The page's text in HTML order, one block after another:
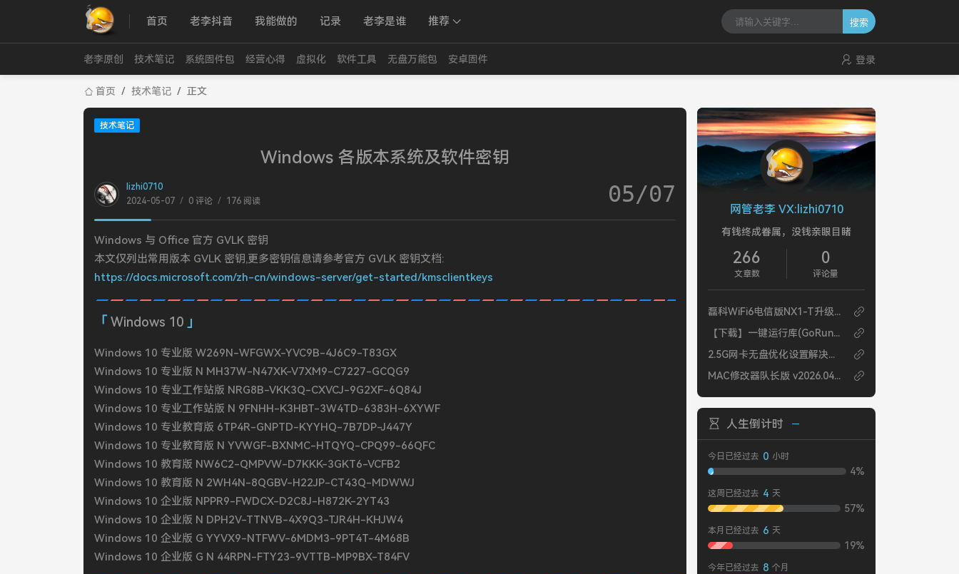
首页 老李抖音 我能做的 记录 老李是谁 推荐 搜索
老李原创 技术笔记 系统固件包 经营心得 虚拟化 软件工具 无盘万能包 安卓固件 登录
首页 / 技术笔记 / 正文
技术笔记
Windows 各版本系统及软件密钥
lizhi0710
2024-05-07 / 0 评论 / 176 阅读 05/07
Windows 与 Office 官方 GVLK 密钥
本文仅列出常用版本 GVLK 密钥,更多密钥信息请参考官方 GVLK 密钥文档:
https://docs.microsoft.com/zh-cn/windows-server/get-started/kmsclientkeys
Windows 10
Windows 10 专业版 W269N-WFGWX-YVC9B-4J6C9-T83GX
Windows 10 专业版 N MH37W-N47XK-V7XM9-C7227-GCQG9
Windows 10 专业工作站版 NRG8B-VKK3Q-CXVCJ-9G2XF-6Q84J
Windows 10 专业工作站版 N 9FNHH-K3HBT-3W4TD-6383H-6XYWF
Windows 10 专业教育版 6TP4R-GNPTD-KYYHQ-7B7DP-J447Y
Windows 10 专业教育版 N YVWGF-BXNMC-HTQYQ-CPQ99-66QFC
Windows 10 教育版 NW6C2-QMPVW-D7KKK-3GKT6-VCFB2
Windows 10 教育版 N 2WH4N-8QGBV-H22JP-CT43Q-MDWWJ
Windows 10 企业版 NPPR9-FWDCX-D2C8J-H872K-2YT43
Windows 10 企业版 N DPH2V-TTNVB-4X9Q3-TJR4H-KHJW4
Windows 10 企业版 G YYVX9-NTFWV-6MDM3-9PT4T-4M68B
Windows 10 企业版 G N 44RPN-FTY23-9VTTB-MP9BX-T84FV
网管老李 VX:lizhi0710
有钱终成眷属，没钱亲眼目睹
266
文章数
0
评论量
磊科WiFi6电信版NX1-T升级固件
【下载】一键运行库(GoRuntime1.14) - IT天空出品
2.5G网卡无盘优化设置解决速度慢问题
MAC修改器队长版 v2026.0425
人生倒计时
今日已经过去 0 小时
4%
这周已经过去 4 天
57%
本月已经过去 6 天
19%
今年已经过去 8 个月